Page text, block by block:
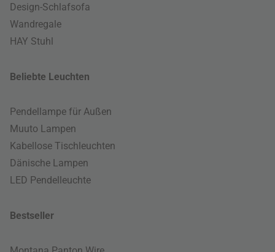
Design-Schlafsofa
Wandregale
HAY Stuhl
Beliebte Leuchten
Pendellampe für Außen
Muuto Lampen
Kabellose Tischleuchten
Dänische Lampen
LED Pendelleuchte
Bestseller